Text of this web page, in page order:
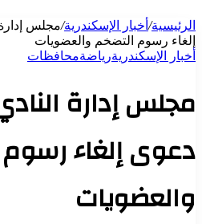
الرئيسية/ أخبار الإسكندرية/مجلس
إلغاء رسوم التضخم والعضويات
أخبار الإسكندريةرياضةمحافظات
مجلس إدارة
دعوى إلغاء
والعضويات